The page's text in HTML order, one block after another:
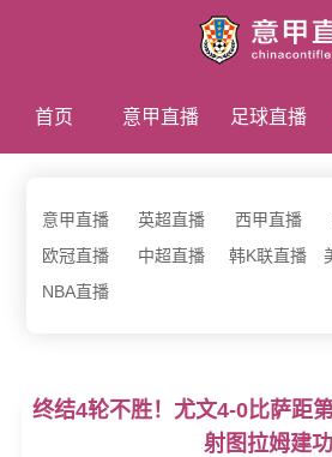
首页 意甲直播 足球直播
意甲直播 英超直播 西甲直播
欧冠直播
中超直播 韩K联直播
NBA直播
终结4轮不胜！尤文4-0比萨距
射图拉姆建功